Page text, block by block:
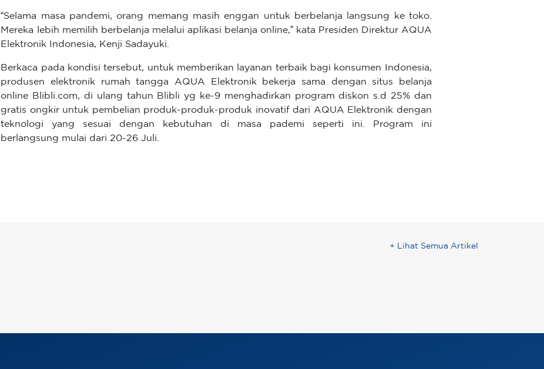
“Selama masa pandemi, orang memang masih enggan untuk berbelanja langsung ke toko.
Mereka lebih memilih berbelanja melalui aplikasi belanja online,” kata Presiden Direktur AQUA
Elektronik Indonesia, Kenji Sadayuki.
Berkaca pada kondisi tersebut, untuk memberikan layanan terbaik bagi konsumen Indonesia,
produsen elektronik rumah tangga AQUA Elektronik bekerja sama dengan situs belanja
online Blibli.com, di ulang tahun Blibli yg ke-9 menghadirkan program diskon s.d 25% dan
gratis ongkir untuk pembelian produk-produk-produk inovatif dari AQUA Elektronik dengan
teknologi yang sesuai dengan kebutuhan di masa pademi seperti ini. Program ini
berlangsung mulai dari 20-26 Juli.
+ Lihat Semua Artikel